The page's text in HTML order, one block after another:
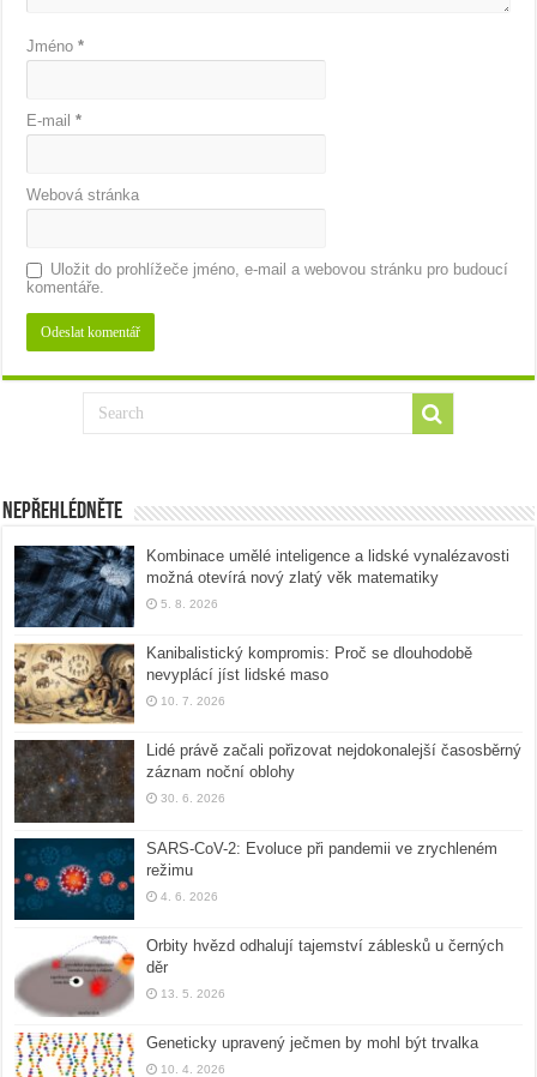
Jméno*
E-mail*
Webová stránka
Uložit do prohlížeče jméno, e-mail a webovou stránku pro budoucí
komentáře.
Nepřehlédněte
Kombinace umělé inteligence a lidské vynalézavosti
možná otevírá nový zlatý věk matematiky
5. 8. 2026
Kanibalistický kompromis: Proč se dlouhodobě
nevyplácí jíst lidské maso
10. 7. 2026
Lidé právě začali pořizovat nejdokonalejší časosběrný
záznam noční oblohy
30. 6. 2026
SARS-CoV-2: Evoluce při pandemii ve zrychleném
režimu
4. 6. 2026
Orbity hvězd odhalují tajemství záblesků u černých
děr
13. 5. 2026
Geneticky upravený ječmen by mohl být trvalka
10. 4. 2026